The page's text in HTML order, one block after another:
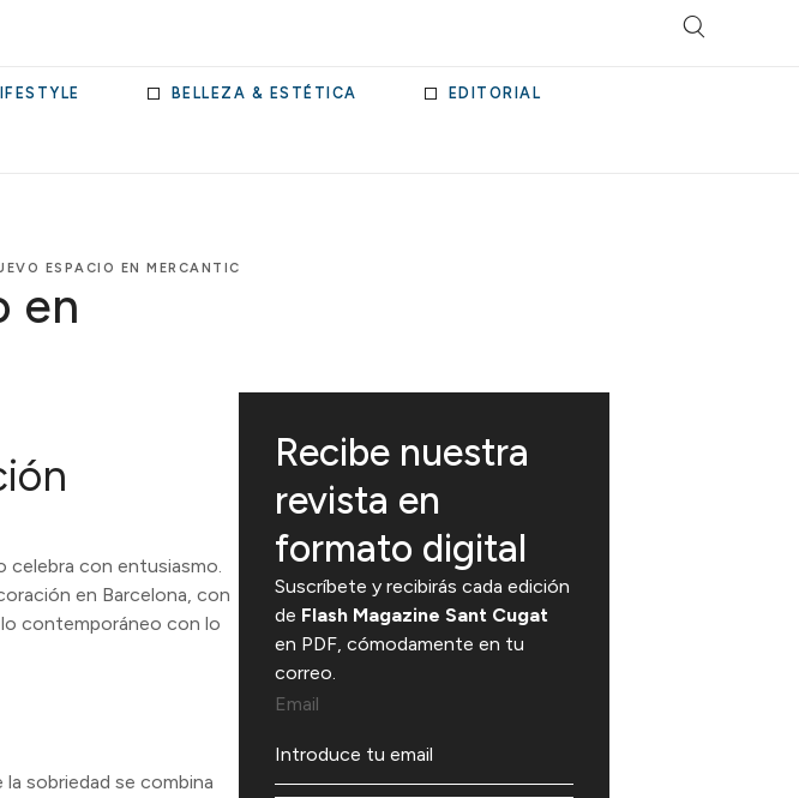
BELLEZA & ESTÉTICA EDITORIAL
ESPACIO EN MERCANTIC
en
celebra con entusiasmo.
en Barcelona, con
contemporáneo con lo
sobriedad se combina
Recibe nuestra
revista en
formato digital
Suscríbete y recibirás cada edición
de Flash Magazine Sant Cugat
en PDF, cómodamente en tu
correo.
Email